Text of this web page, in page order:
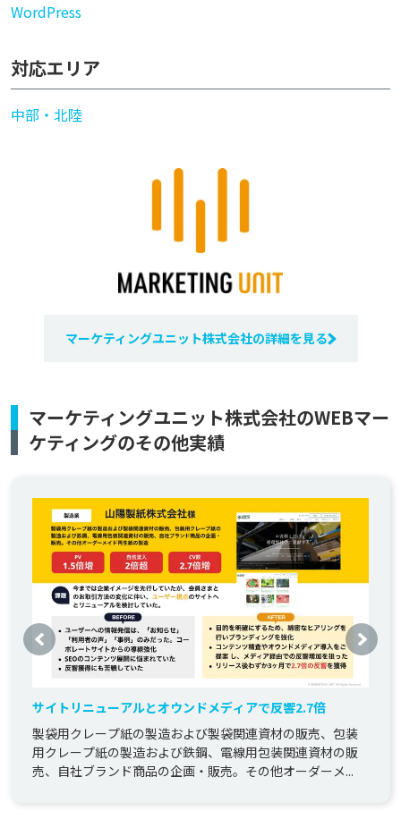
WordPress
対応エリア
中部・北陸
マーケティングユニット株式会社の詳細を見る
マーケティングユニット株式会社のWEBマー
ケティングのその他実績
サイトリニューアルとオウンドメディアで反響2.7倍
製袋用クレープ紙の製造および製袋関連資材の販売、包装
用クレープ紙の製造および鉄鋼、電線用包装関連資材の販
売、自社ブランド商品の企画・販売。その他オーダーメ...